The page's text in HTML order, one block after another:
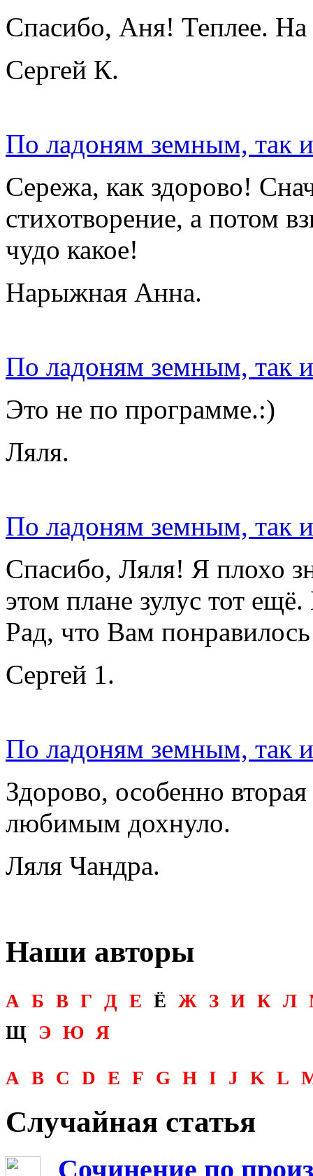
Спасибо, Аня! Теплее.
Сергей К.
По ладоням земным, так
Сережа, как здорово!
стихотворение, а потом
чудо какое!
Нарыжная Анна.
По ладоням земным, так
Это не по программе.:)
Ляля.
По ладоням земным, так
Спасибо, Ляля! Я плохо
этом плане зулус тот
Рад, что Вам
Сергей 1.
По ладоням земным, так
Здорово, особенно
любимым дохнуло.
Ляля Чандра.
Наши авторы
А Б В Г Д Е Ё Ж З И К Л
Щ Э Ю Я
A B C D E F G H I J K L
Случайная статья
Сочинение по